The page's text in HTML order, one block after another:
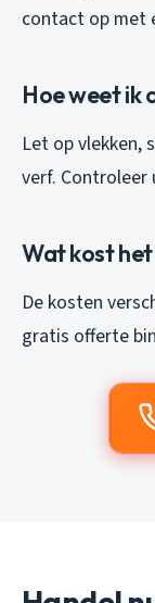
contact op met
Hoe weet ik
Let op vlekken,
verf. Controleer
Wat kost
De kosten
gratis offerte